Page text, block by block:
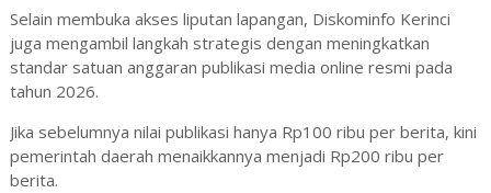
Selain membuka akses liputan lapangan, Diskominfo Kerinci
juga mengambil langkah strategis dengan meningkatkan
standar satuan anggaran publikasi media online resmi pada
tahun 2026.
Jika sebelumnya nilai publikasi hanya Rp100 ribu per berita, kini
pemerintah daerah menaikkannya menjadi Rp200 ribu per
berita.